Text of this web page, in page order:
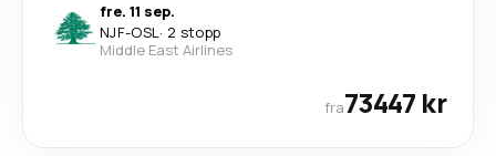
fre. 11 sep.
NJF-OSL· 2 stopp
Middle East Airlines
fra73447 kr